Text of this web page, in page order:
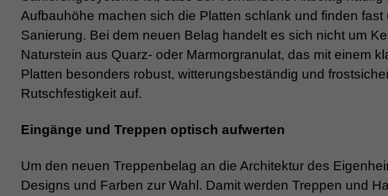
Aufbauhöhe machen sich die Platten schlank und finden
Sanierung. Bei dem neuen Belag handelt es sich nicht um
Naturstein aus Quarz- oder Marmorgranulat, das mit einem
Platten besonders robust, witterungsbeständig und
Rutschfestigkeit auf.
Eingänge und Treppen optisch aufwerten
Um den neuen Treppenbelag an die Architektur des
Designs und Farben zur Wahl. Damit werden Treppen und